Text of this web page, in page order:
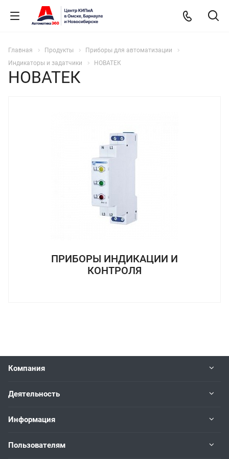
Главная Продукты
Приборы для автоматизации
Индикаторы и задатчики
НОВАТЕК
НОВАТЕК
ПРИБОРЫ ИНДИКАЦИИ И
КОНТРОЛЯ
Компания
Деятельность
Информация
Пользователям